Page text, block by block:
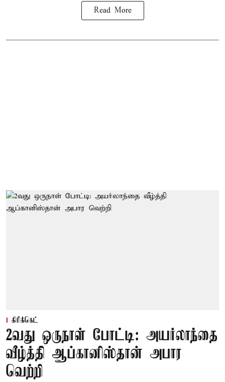
Read More
கிரிக்கெட்
2வது ஒருநாள் போட்டி: அயர்லாந்தை
வீழ்த்தி ஆப்கானிஸ்தான் அபார
வெற்றி